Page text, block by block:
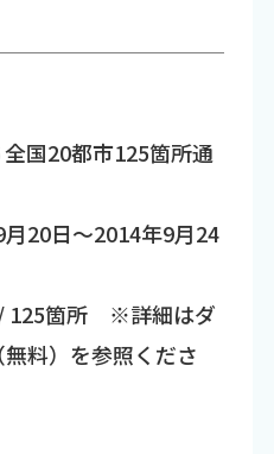
国20都市125箇所通
20日～2014年9月24
125箇所 ※詳細はダ
料）を参照くださ